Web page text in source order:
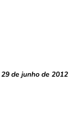
29 de junho de 2012